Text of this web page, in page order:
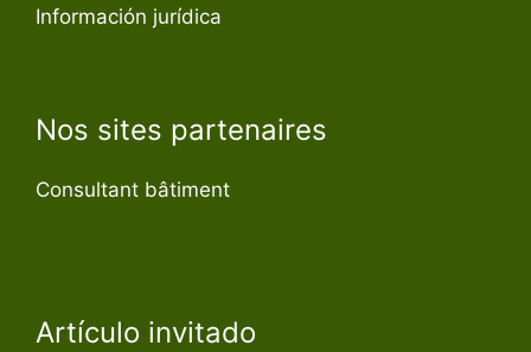
Información jurídica
Nos sites partenaires
Consultant bâtiment
Artículo invitado